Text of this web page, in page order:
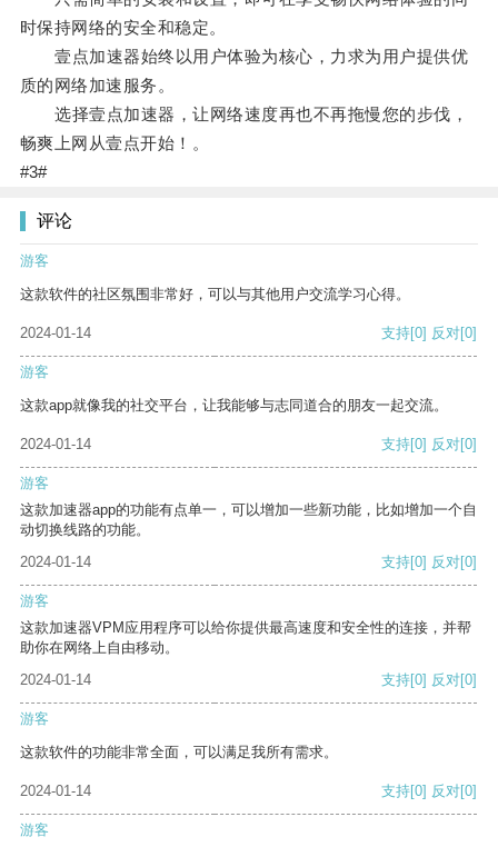
时保持网络的安全和稳定。
壹点加速器始终以用户体验为核心，力求为用户提供优
质的网络加速服务。
选择壹点加速器，让网络速度再也不再拖慢您的步伐，
畅爽上网从壹点开始！。
#3#
评论
游客
这款软件的社区氛围非常好，可以与其他用户交流学习心得。
2024-01-14 支持[0] 反对[0]
游客
这款app就像我的社交平台，让我能够与志同道合的朋友一起交流。
2024-01-14 支持[0] 反对[0]
游客
这款加速器app的功能有点单一，可以增加一些新功能，比如增加一个自
动切换线路的功能。
2024-01-14
支持[0] 反对[0]
游客
这款加速器VPM应用程序可以给你提供最高速度和安全性的连接，并帮
助你在网络上自由移动。
2024-01-14
支持[0] 反对[0]
游客
这款软件的功能非常全面，可以满足我所有需求。
2024-01-14 支持[0] 反对[0]
游客